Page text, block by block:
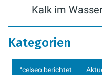
Kalk im
Kategorien
°celseo berichtet